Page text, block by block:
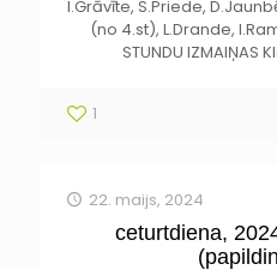
I.Grāvīte, S.Priede,
(no 4.st), L.Drande,
STUNDU IZMAIŅAS
1
22. maijs, 2024
ceturtdiena,